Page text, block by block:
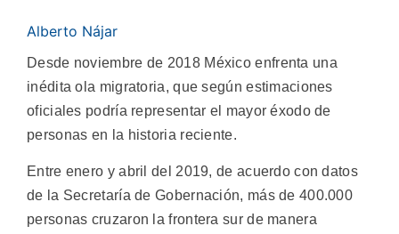
Alberto Nájar
Desde noviembre de 2018 México enfrenta una
inédita ola migratoria, que según estimaciones
oficiales podría representar el mayor éxodo de
personas en la historia reciente.
Entre enero y abril del 2019, de acuerdo con datos
de la Secretaría de Gobernación, más de 400.000
personas cruzaron la frontera sur de manera